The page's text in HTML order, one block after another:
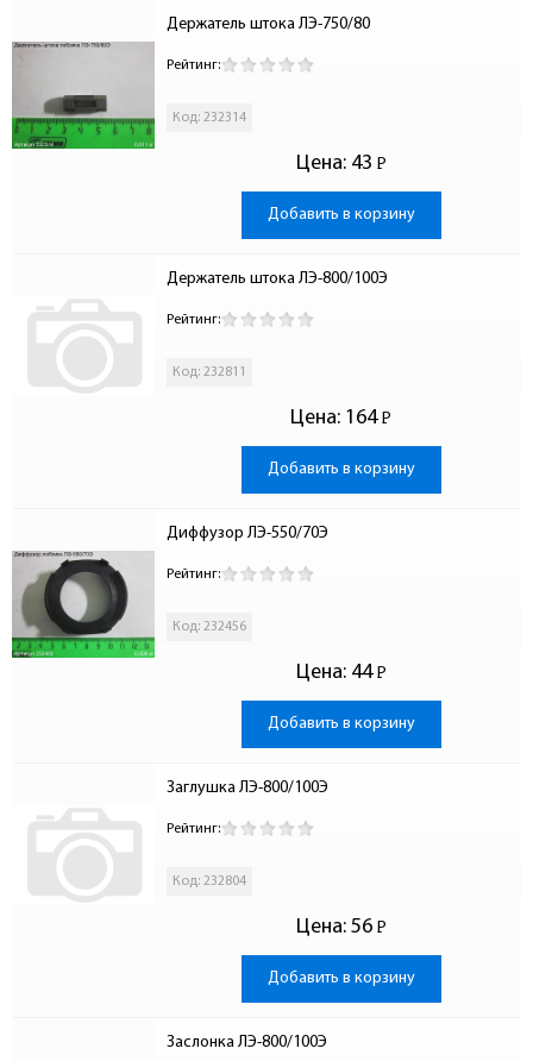
Держатель штока ЛЭ-750/80
Рейтинг:
Код: 232314
Цена: 43 Р
-
Добавить в корзину
Держатель штока ЛЭ-800/100Э
Рейтинг:
Код: 232811
Цена: 164 Р
-
Добавить в корзину
Диффузор ЛЭ-550/70Э
Рейтинг:
Код: 232456
Цена: 44 Р
-
Добавить в корзину
Заглушка ЛЭ-800/100Э
Рейтинг:
Код: 232804
Цена: 56 Р
-
Добавить в корзину
Заслонка ЛЭ-800/100Э